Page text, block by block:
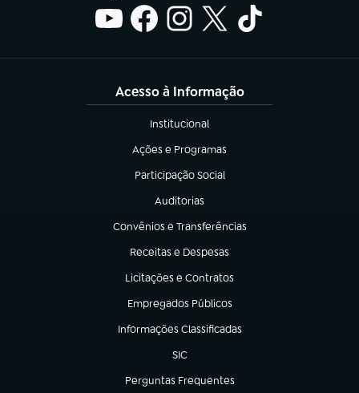
Acesso à Informação
Institucional
(abre em nova aba)
Ações e Programas
(abre em nova aba)
Participação Social
(abre em nova aba)
Auditorias
(abre em nova aba)
Convênios e Transferências
(abre em nova aba)
Receitas e Despesas
(abre em nova aba)
Licitações e Contratos
(abre em nova aba)
Empregados Públicos
(abre em nova aba)
Informações Classificadas
(abre em nova aba)
SIC
(abre em nova aba)
Perguntas Frequentes
(abre em nova aba)